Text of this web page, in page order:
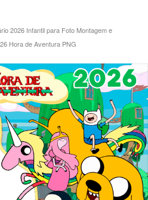
2026 Infantil para Foto Montagem e
Hora de Aventura PNG